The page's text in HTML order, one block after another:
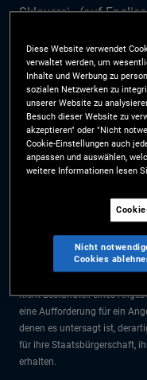
Sklaverei - (auf
Anlegerrechte
Site
PIMCO ESG
Die Informationen auf dieser
Staatsbürger bestimmt.
ausschließlich zu
Anlageberatung verstanden
Die Produkte und
nicht Bestandteil eines
eine Aufforderung für ein
denen es untersagt ist,
für ihre Staatsbürgerschaft,
erhalten.
Diese Website verwendet
verwaltet werden, um
Inhalte und Werbung zu
sozialen Netzwerken zu
unserer Website zu
Besuch dieser Website zu
akzeptieren" oder "Nicht
Cookie-Einstellungen auch
anpassen und auswählen,
weitere Informationen lesen
Nicht
Cookies